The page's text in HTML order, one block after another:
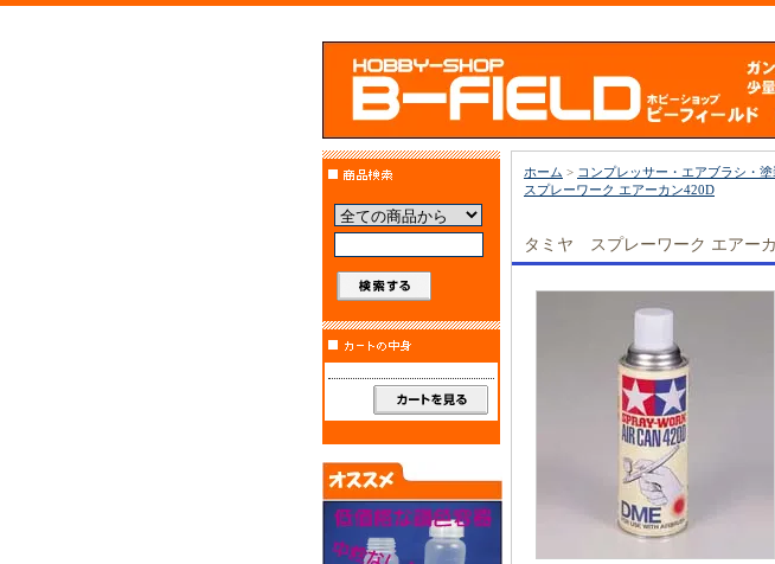
ホーム > コンプレッサー・エアブラシ・
スプレーワーク エアーカン420D
タミヤ スプレーワーク エアー